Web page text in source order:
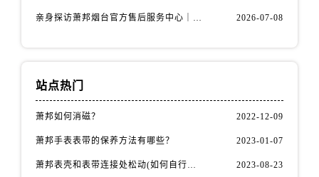
亲身探访萧邦烟台官方售后服务中心｜全新官方服务电话与地址（2026年7月最新） 2026-07-08
站点热门
萧邦如何消磁？ 2022-12-09
萧邦手表表带的保养方法有哪些？ 2023-01-07
萧邦表壳和表带连接处松动(如何自行修复) 2023-08-23